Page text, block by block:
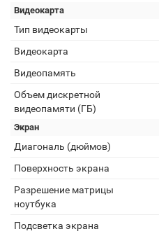
Видеокарта
Тип видеокарты
Видеокарта
Видеопамять
Объем дискретной
видеопамяти (ГБ)
Экран
Диагональ (дюймов)
Поверхность экрана
Разрешение матрицы
ноутбука
Подсветка экрана